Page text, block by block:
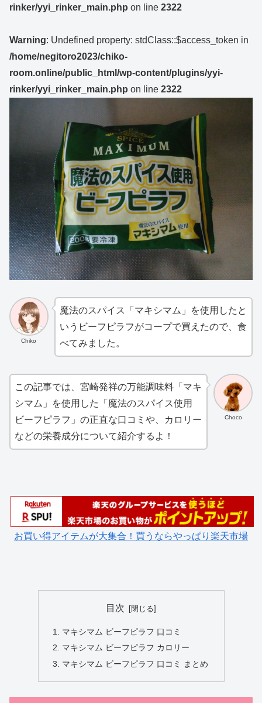
rinker/yyi_rinker_main.php on line 2322
Warning: Undefined property: stdClass::$access_token in
/home/negitoro2023/chiko-
room.online/public_html/wp-content/plugins/yyi-
rinker/yyi_rinker_main.php on line 2322
Chiko
魔法のスパイス「マキシマム」を使用したと
いうビーフピラフがコープで買えたので、食
べてみました。
Choco
この記事では、宮崎発祥の万能調味料「マキ
シマム」を使用した「魔法のスパイス使用
ビーフピラフ」の正直な口コミや、カロリー
などの栄養成分について紹介するよ！
お買い得アイテムが大集合！買うならやっぱり楽天市場
目次
マキシマム ビーフピラフ 口コミ
マキシマム ビーフピラフ カロリー
マキシマム ビーフピラフ 口コミ まとめ